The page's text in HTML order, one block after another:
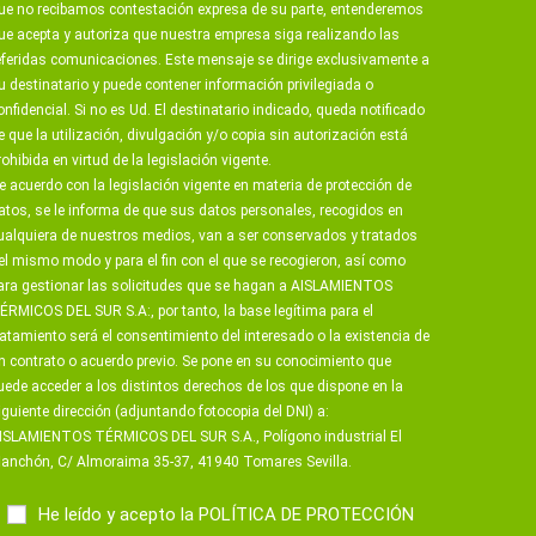
no recibamos contestación expresa de su parte, entenderemos
acepta y autoriza que nuestra empresa siga realizando las
comunicaciones. Este mensaje se dirige exclusivamente a
destinatario y puede contener información privilegiada o
Si no es Ud. El destinatario indicado, queda notificado
que la utilización, divulgación y/o copia sin autorización está
en virtud de la legislación vigente.
acuerdo con la legislación vigente en materia de protección de
se le informa de que sus datos personales, recogidos en
de nuestros medios, van a ser conservados y tratados
mismo modo y para el fin con el que se recogieron, así como
gestionar las solicitudes que se hagan a AISLAMIENTOS
DEL SUR S.A:, por tanto, la base legítima para el
será el consentimiento del interesado o la existencia de
contrato o acuerdo previo. Se pone en su conocimiento que
acceder a los distintos derechos de los que dispone en la
dirección (adjuntando fotocopia del DNI) a:
TÉRMICOS DEL SUR S.A., Polígono industrial El
C/ Almoraima 35-37, 41940 Tomares Sevilla.
He leído y acepto la POLÍTICA DE PROTECCIÓN